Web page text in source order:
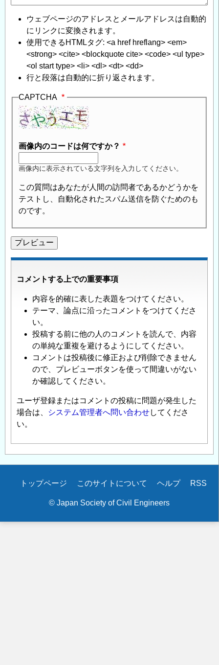
ウェブページのアドレスとメールアドレスは自動的
にリンクに変換されます。
使用できるHTMLタグ: <a href hreflang> <em>
<strong> <cite> <blockquote cite> <code> <ul type>
<ol start type> <li> <dl> <dt> <dd>
行と段落は自動的に折り返されます。
CAPTCHA
画像内のコードは何ですか？
画像内に表示されている文字列を入力してください。
この質問はあなたが人間の訪問者であるかどうかを
テストし、自動化されたスパム送信を防ぐためのも
のです。
コメントする上での重要事項
内容を的確に表した表題をつけてください。
テーマ、論点に沿ったコメントをつけてくださ
い。
投稿する前に他の人のコメントを読んで、内容
の単純な重複を避けるようにしてください。
コメントは投稿後に修正および削除できません
ので、プレビューボタンを使って間違いがない
か確認してください。
ユーザ登録またはコメントの投稿に問題が発生した
場合は、
システム管理者へ問い合わせしてくださ
い。
Secondary
トップページ このサイトについて ヘルプ RSS
© Japan Society of Civil Engineers